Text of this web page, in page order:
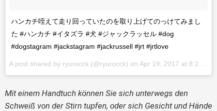
ハンカチ咥えて走り回っていたのを取り上げてのっけてみまし
た #ハンカチ #イタズラ #犬 #ジャックラッセル #dog
#dogstagram #jackstagram #jackrussell #jrt #jrtlove
A post shared by ryurocck (@ryurocck) on Apr 19, 2017 at 8:24pm PDT
Mit einem Handtuch können Sie sich unterwegs den
Schweiß von der Stirn tupfen, oder sich Gesicht und Hände